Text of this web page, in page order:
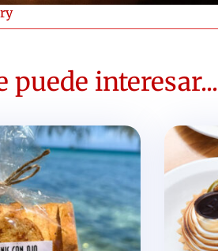
puede interesar...